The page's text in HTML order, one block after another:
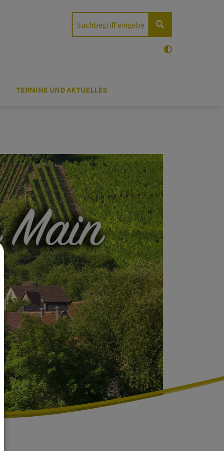
TERMINE UND AKTUELLES